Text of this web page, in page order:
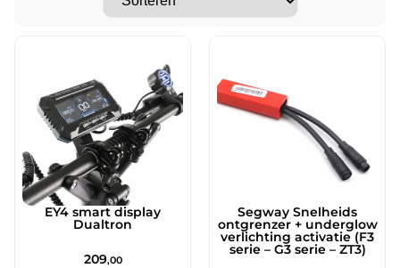
EY4 smart display
Dualtron
209,00
Segway Snelheids
ontgrenzer + underglow
verlichting activatie (F3
serie – G3 serie – ZT3)